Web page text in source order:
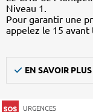
Niveau 1.
Pour garantir une
appelez le 15
EN SAVOIR PLUS
URGENCES